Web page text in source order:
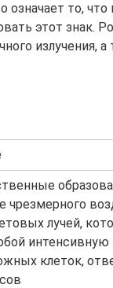
означает то,
этот знак.
излучения,
чрезмерного
лучей,
клеток,